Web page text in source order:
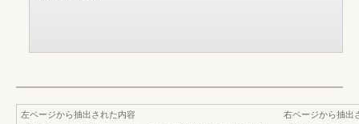
左ページから抽出された内容
右ページから抽出